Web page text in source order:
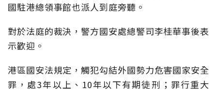
國駐港總領事館也派人到庭旁聽。
對於法庭的裁決，警方國安處總警司李桂華事後表
示歡迎。
港區國安法規定，觸犯勾結外國勢力危害國家安全
罪，處3年以上、10年以下有期徒刑；罪行重大